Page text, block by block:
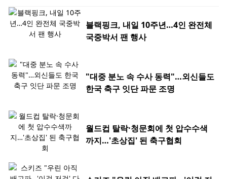
블랙핑크, 내일 10주년…4인 완전체
국중박서 팬 행사
"대중 분노 속 수사 동력"…외신들도
한국 축구 잇단 파문 조명
월드컵 탈락·청문회에 첫 압수수색
까지…'초상집' 된 축구협회